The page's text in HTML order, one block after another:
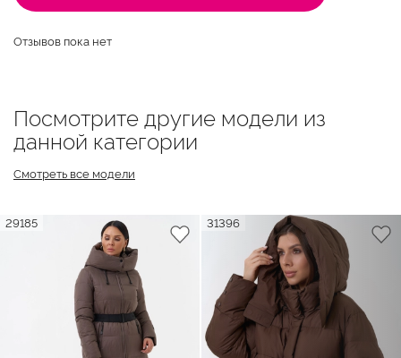
Отзывов пока нет
Посмотрите другие модели из
данной категории
Смотреть все модели
29185 31396